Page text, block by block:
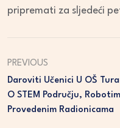
pripremati za sljedeći
PREVIOUS
Daroviti Učenici U OŠ
O STEM Području,
Provedenim Radionicama